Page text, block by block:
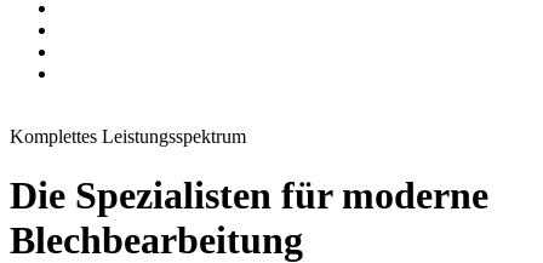
Komplettes Leistungsspektrum
Die Spezialisten für moderne
Blechbearbeitung